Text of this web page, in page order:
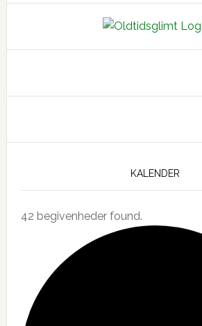
KALENDER
42 begivenheder found.